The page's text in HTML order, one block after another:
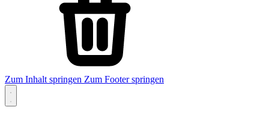
Zum Inhalt springen Zum Footer springen